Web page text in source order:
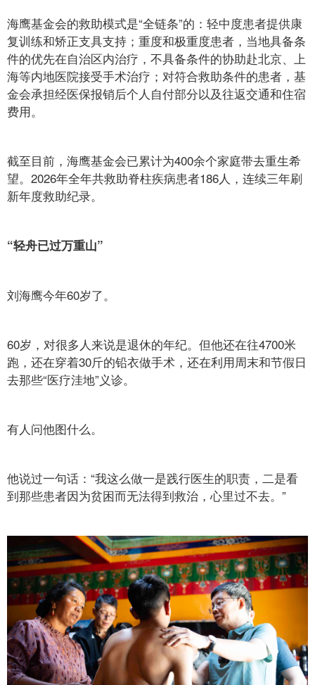
海鹰基金会的救助模式是“全链条”的：轻中度患者提供康
复训练和矫正支具支持；重度和极重度患者，当地具备条
件的优先在自治区内治疗，不具备条件的协助赴北京、上
海等内地医院接受手术治疗；对符合救助条件的患者，基
金会承担经医保报销后个人自付部分以及往返交通和住宿
费用。
截至目前，海鹰基金会已累计为400余个家庭带去重生希
望。2026年全年共救助脊柱疾病患者186人，连续三年刷
新年度救助纪录。
“轻舟已过万重山”
刘海鹰今年60岁了。
60岁，对很多人来说是退休的年纪。但他还在往4700米
跑，还在穿着30斤的铅衣做手术，还在利用周末和节假日
去那些“医疗洼地”义诊。
有人问他图什么。
他说过一句话：“我这么做一是践行医生的职责，二是看
到那些患者因为贫困而无法得到救治，心里过不去。”